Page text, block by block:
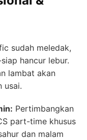
sudah meledak,
hancur lebur.
lambat akan
usai.
Pertimbangkan
part-time khusus
dan malam